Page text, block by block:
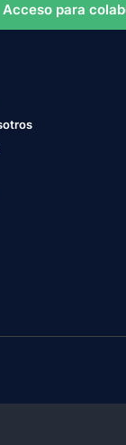
Acceso para